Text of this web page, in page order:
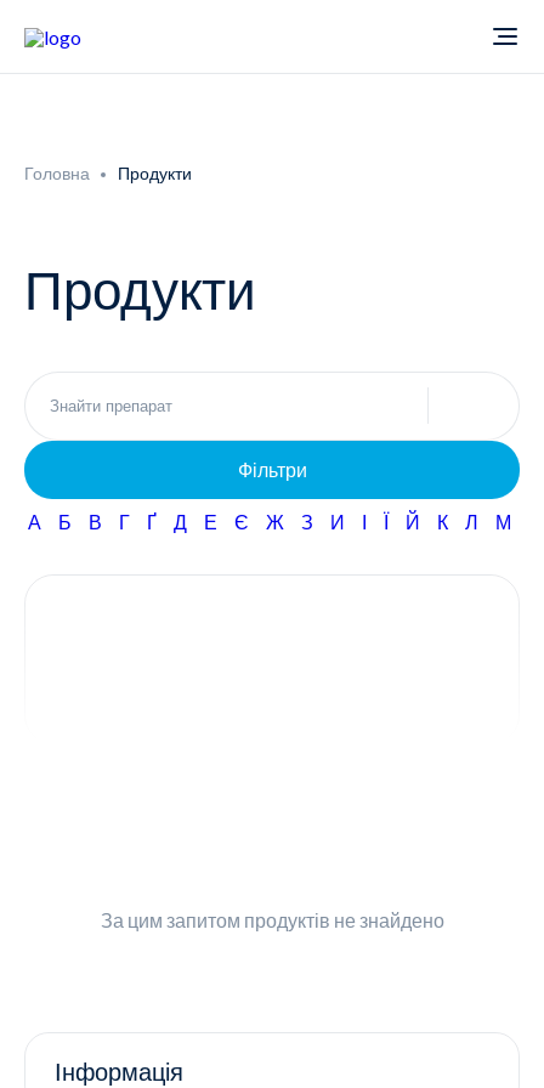
Новини
Неврологія
Всі продукти
Фармаконагляд
Кар'єра
Головна Продукти
Продукти
Фільтри
А Б В Г Ґ Д Е Є Ж З И І Ї Й К Л М
За цим запитом продуктів не знайдено
Інформація